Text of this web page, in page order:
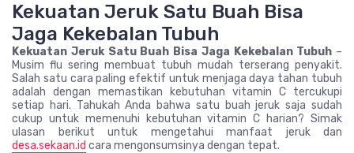
Kekuatan Jeruk Satu Buah Bisa
Jaga Kekebalan Tubuh
Kekuatan Jeruk Satu Buah Bisa Jaga Kekebalan Tubuh –
Musim flu sering membuat tubuh mudah terserang penyakit.
Salah satu cara paling efektif untuk menjaga daya tahan tubuh
adalah dengan memastikan kebutuhan vitamin C tercukupi
setiap hari. Tahukah Anda bahwa satu buah jeruk saja sudah
cukup untuk memenuhi kebutuhan vitamin C harian? Simak
ulasan berikut untuk mengetahui manfaat jeruk dan
desa.sekaan.id cara mengonsumsinya dengan tepat.